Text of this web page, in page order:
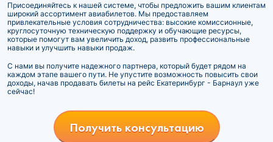
Присоединяйтесь к нашей системе, чтобы предложить вашим клиентам
широкий ассортимент авиабилетов. Мы предоставляем
привлекательные условия сотрудничества: высокие комиссионные,
круглосуточную техническую поддержку и обучающие ресурсы,
которые помогут вам увеличить доход, развить профессиональные
навыки и улучшить навыки продаж.
С нами вы получите надежного партнера, который будет рядом на
каждом этапе вашего пути. Не упустите возможность повысить свои
доходы, начав продавать билеты на рейс Екатеринбург - Барнаул уже
сейчас!
Получить консультацию